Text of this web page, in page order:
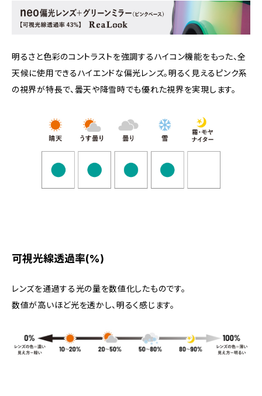
明るさと色彩のコントラストを強調するハイコン機能をもった、全
天候に使用できるハイエンドな偏光レンズ。明るく見えるピンク系
の視界が特長で、曇天や降雪時でも優れた視界を実現します。
可視光線透過率(%)
レンズを通過する光の量を数値化したものです。
数値が高いほど光を透かし、明るく感じます。